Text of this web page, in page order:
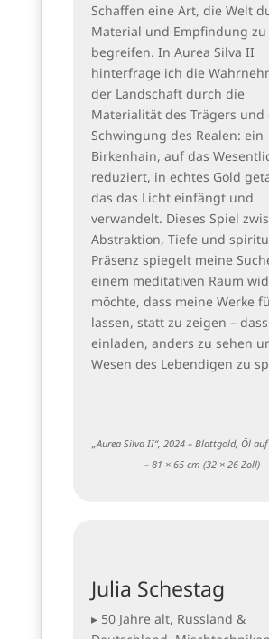
Schaffen eine Art, die Welt
Material und Empfindung zu
begreifen. In Aurea Silva II
hinterfrage ich die
der Landschaft durch die
Materialität des Trägers und
Schwingung des Realen: ein
Birkenhain, auf das
reduziert, in echtes Gold
das das Licht einfängt und
verwandelt. Dieses Spiel
Abstraktion, Tiefe und
Präsenz spiegelt meine
einem meditativen Raum
möchte, dass meine Werke
lassen, statt zu zeigen –
einladen, anders zu sehen
Wesen des Lebendigen zu
„Aurea Silva II“, 2024 – Blattgold, Öl
– 81 × 65 cm (32 × 26 Zoll)
Julia Schestag
▸ 50 Jahre alt, Russland &